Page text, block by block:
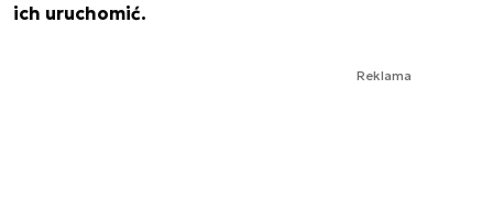
ich uruchomić.
Reklama